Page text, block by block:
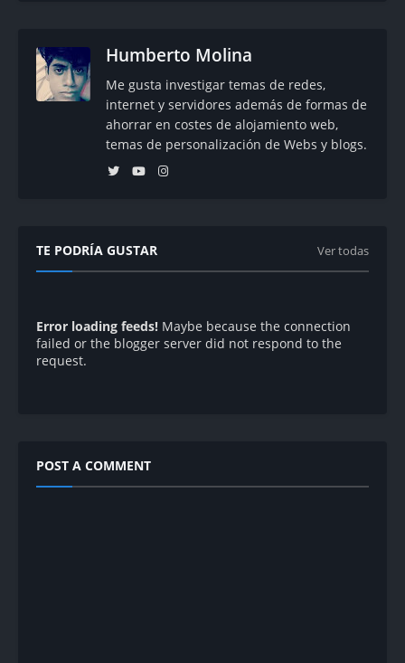
Humberto Molina
Me gusta investigar temas de redes,
internet y servidores además de formas de
ahorrar en costes de alojamiento web,
temas de personalización de Webs y blogs.
TE PODRÍA GUSTAR Ver todas
Error loading feeds! Maybe because the connection
failed or the blogger server did not respond to the
request.
POST A COMMENT